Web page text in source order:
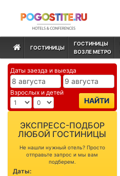
ГОСТИНИЦЫ
ГОСТИНИЦЫ
ВОЗЛЕ МЕТРО
Даты заезда и выезда
Взрослых и детей
НАЙТИ
ЭКСПРЕСС-ПОДБОР
ЛЮБОЙ ГОСТИНИЦЫ
Не нашли нужный отель? Просто
отправьте запрос и мы вам
подберем.
Даты: